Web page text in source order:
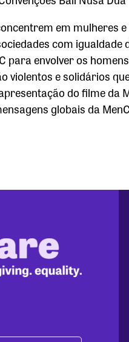
em mulheres
com
para envolver os
violentos e solidários
do filme da
globais da